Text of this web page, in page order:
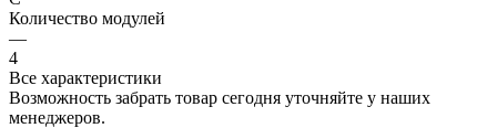
Количество модулей
—
4
Все характеристики
Возможность забрать товар сегодня уточняйте у наших
менеджеров.